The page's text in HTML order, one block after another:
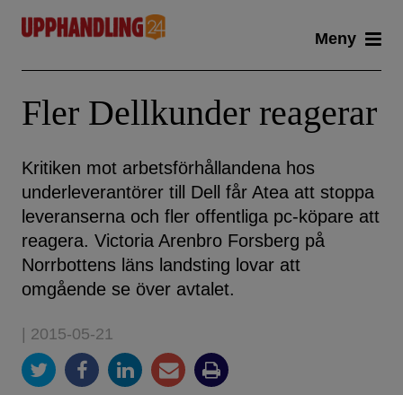
content
Meny
Fler Dellkunder reagerar
Kritiken mot arbetsförhållandena hos
underleverantörer till Dell får Atea att stoppa
leveranserna och fler offentliga pc-köpare att
reagera. Victoria Arenbro Forsberg på
Norrbottens läns landsting lovar att
omgående se över avtalet.
| 2015-05-21